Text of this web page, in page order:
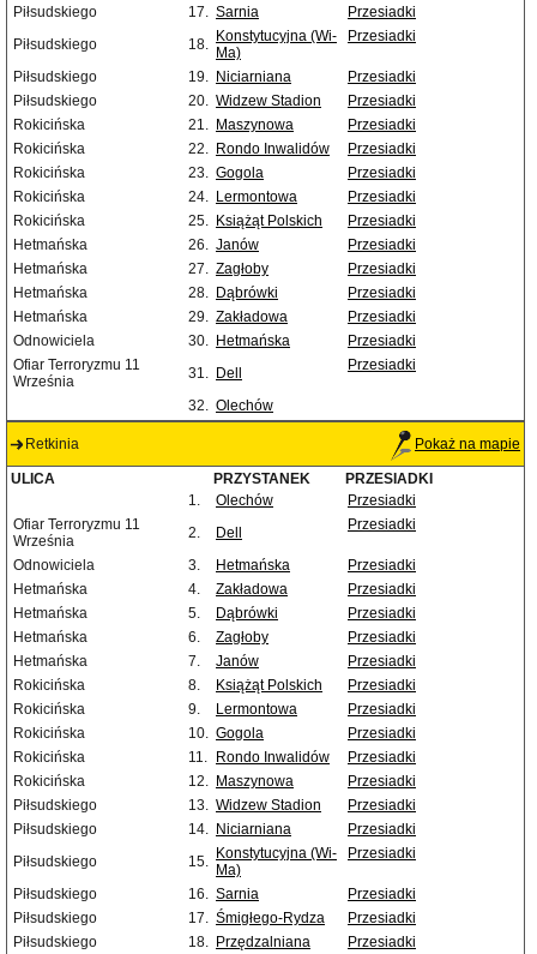
Piłsudskiego
17. Sarnia
Przesiadki
Piłsudskiego
18. Konstytucyjna (Wi-
Ma)
Przesiadki
Piłsudskiego 19. Niciarniana
Przesiadki
Piłsudskiego
20. Widzew Stadion
Przesiadki
Rokicińska
21. Maszynowa
Przesiadki
Rokicińska
22. Rondo Inwalidów
Przesiadki
Rokicińska
23. Gogola
Przesiadki
Rokicińska
24. Lermontowa
Przesiadki
Rokicińska
25. Książąt Polskich
Przesiadki
Hetmańska
26. Janów
Przesiadki
Hetmańska
27. Zagłoby
Przesiadki
Hetmańska
28. Dąbrówki
Przesiadki
Hetmańska
29. Zakładowa
Przesiadki
Odnowiciela
30. Hetmańska
Przesiadki
Ofiar Terroryzmu 11
Września
31. Dell Przesiadki
32. Olechów
Retkinia Pokaż na mapie
ULICA PRZYSTANEK
PRZESIADKI
1.
Olechów
Przesiadki
Ofiar Terroryzmu 11
Września
2. Dell Przesiadki
Odnowiciela 3. Hetmańska
Przesiadki
Hetmańska
4. Zakładowa
Przesiadki
Hetmańska
5. Dąbrówki
Przesiadki
Hetmańska
6. Zagłoby
Przesiadki
Hetmańska
7. Janów
Przesiadki
Rokicińska
8. Książąt Polskich
Przesiadki
Rokicińska
9. Lermontowa
Przesiadki
Rokicińska
10. Gogola
Przesiadki
Rokicińska
11. Rondo Inwalidów
Przesiadki
Rokicińska
12. Maszynowa
Przesiadki
Piłsudskiego
13. Widzew Stadion
Przesiadki
Piłsudskiego
14. Niciarniana
Przesiadki
Piłsudskiego
15. Konstytucyjna (Wi-
Ma)
Przesiadki
Piłsudskiego 16. Sarnia
Przesiadki
Piłsudskiego
17. Śmigłego-Rydza
Przesiadki
Piłsudskiego
18. Przędzalniana Przesiadki